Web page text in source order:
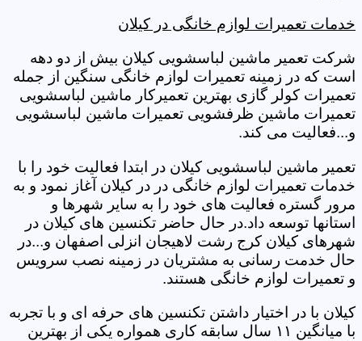
خدمات تعمیرات لوازم خانگی در کیلان
شرکت تعمیر ماشین لباسشویی کیلان بیش از دو دهه
است که در زمینه تعمیرات لوازم خانگی سنگین از جمله
تعمیرات کولر گازی بهترین تعمیرکار ماشین لباسشویی
تعمیرات ماشین ظرفشویی تعمیرات ماشین لباسشویی
و...فعالیت می کند.
تعمیر ماشین لباسشویی کیلان در ابتدا فعالیت خود را با
خدمات تعمیرات لوازم خانگی در در کیلان آغاز نمود و به
مرور گستره فعالیت های خود را به سایر شهرها و
استانها توسعه داد.در حال حاضر تکنسین های کیلان در
شهرهای کیلان کرج رشت لاهیجان انزلی اصفهان و...در
حال خدمت رسانی به مشتریان در زمینه نصب سرویس
و تعمیرات لوازم خانگی هستند.
کیلان با در اختیار داشتن تکنسین های حرفه ای و با تجربه
با میانگین ۱۱ سال سابقه کاری همواره یکی از بهترین